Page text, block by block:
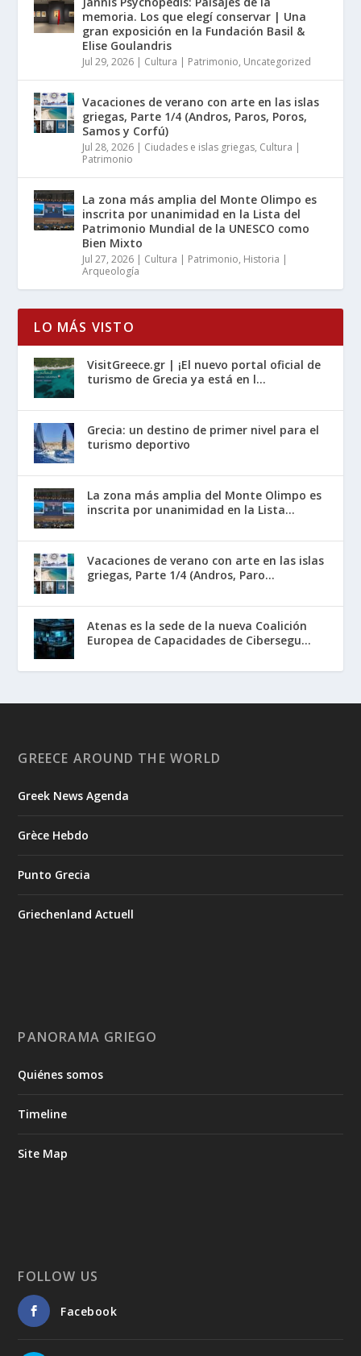
memoria. Los que elegí conservar | Una
gran exposición en la Fundación Basil &
Elise Goulandris
Jul 29, 2026 | Cultura | Patrimonio, Uncategorized
Vacaciones de verano con arte en las islas
griegas, Parte 1/4 (Andros, Paros, Poros,
Samos y Corfú)
Jul 28, 2026 | Ciudades e islas griegas, Cultura |
Patrimonio
La zona más amplia del Monte Olimpo es
inscrita por unanimidad en la Lista del
Patrimonio Mundial de la UNESCO como
Bien Mixto
Jul 27, 2026 | Cultura | Patrimonio, Historia |
Arqueología
LO MÁS VISTO
VisitGreece.gr | ¡El nuevo portal oficial de
turismo de Grecia ya está en l...
Grecia: un destino de primer nivel para el
turismo deportivo
La zona más amplia del Monte Olimpo es
inscrita por unanimidad en la Lista...
Vacaciones de verano con arte en las islas
griegas, Parte 1/4 (Andros, Paro...
Atenas es la sede de la nueva Coalición
Europea de Capacidades de Cibersegu...
GREECE AROUND THE WORLD
Greek News Agenda
Grèce Hebdo
Punto Grecia
Griechenland Actuell
PANORAMA GRIEGO
Quiénes somos
Timeline
Site Map
FOLLOW US
Facebook